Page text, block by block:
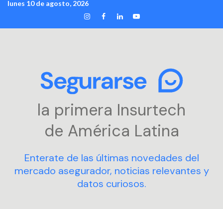
Skip
content
lunes 10 de agosto, 2026
INSTAGRAM
FACEBOOK
LINKEDIN
YOUTUBE
la primera Insurtech
de América Latina
Enterate de las últimas novedades del
mercado asegurador, noticias relevantes y
datos curiosos.